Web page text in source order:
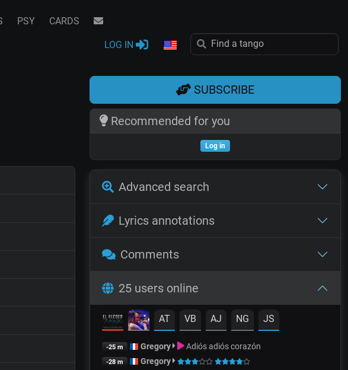
PSY CARDS
LOG IN
SUBSCRIBE
Recommended for you
Log in
Advanced search
Lyrics annotations
Comments
25 users online
AT VB AJ NG JS
-25 m Gregory Adiós adiós corazón
-28 m Gregory